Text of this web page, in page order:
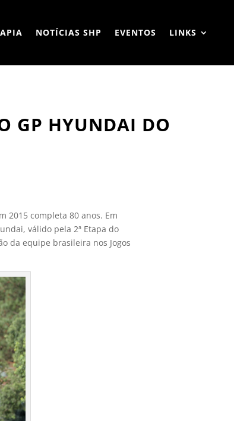
NOTÍCIAS SHP EVENTOS LINKS
GP HYUNDAI DO
2015 completa 80 anos. Em
válido pela 2ª Etapa do
da equipe brasileira nos Jogos